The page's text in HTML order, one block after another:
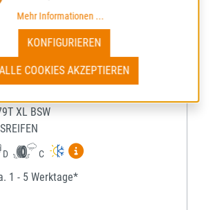
XL BSW
D C
Mehr Informationen zum
1 - 5 Werktage*
Mehr Informationen ...
KONFIGURIEREN
COOKIES AKZEPTIEREN